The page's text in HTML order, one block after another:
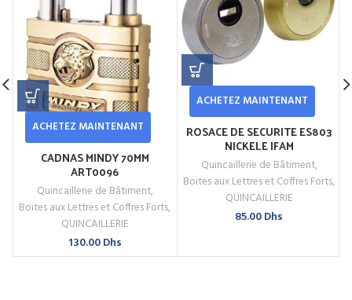
ACHETEZ MAINTENANT
CADNAS MINDY 70MM
ART0096
Quincaillerie de Bâtiment,
Boites aux Lettres et Coffres Forts,
QUINCAILLERIE
130.00Dhs
ACHETEZ MAINTENANT
ROSACE DE SECURITE ES803
NICKELE IFAM
Quincaillerie de Bâtiment,
Boites aux Lettres et Coffres Forts,
QUINCAILLERIE
85.00Dhs